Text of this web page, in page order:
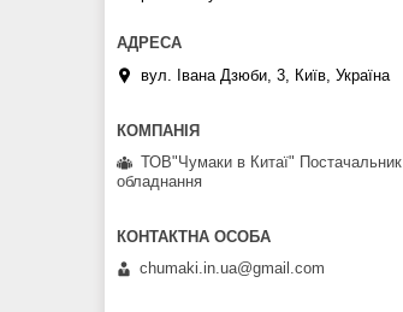
вул. Івана Дзюби, 3, Київ, Україна
ТОВ"Чумаки в Китаї" Постачальник
обладнання
chumaki.in.ua@gmail.com